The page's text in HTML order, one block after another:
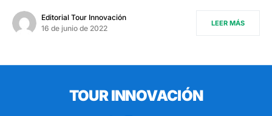
Editorial Tour Innovación
16 de junio de 2022
LEER MÁS
TOUR INNOVACIÓN